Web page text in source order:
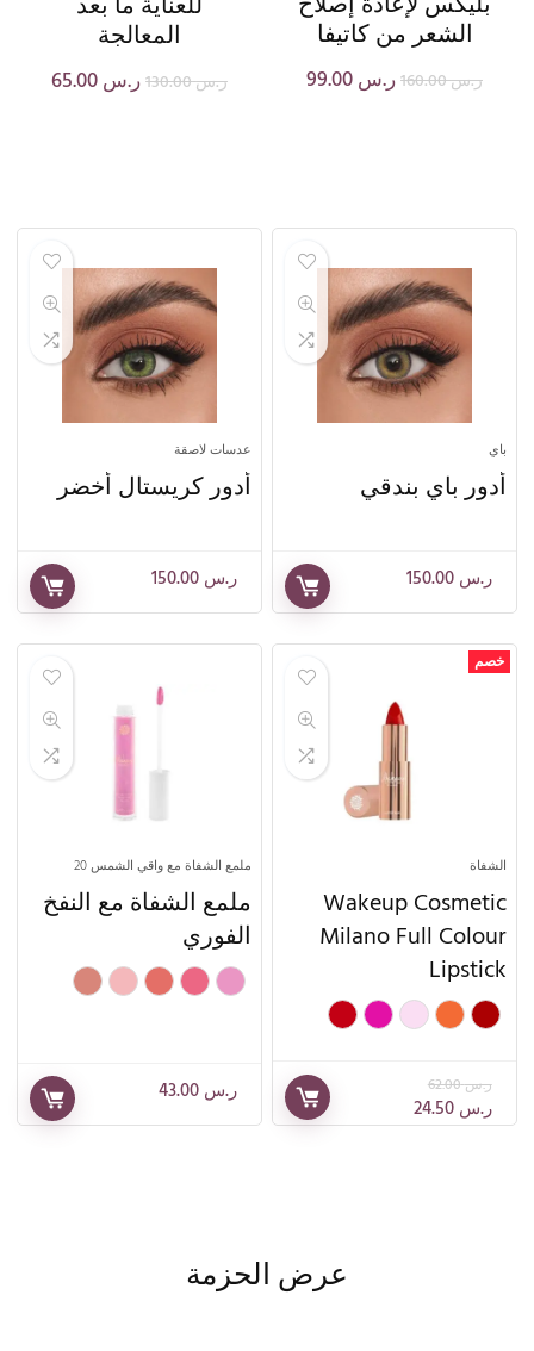
الشعر من كاتيفا
ر.س160.00 ر.س99.00
المعالجة
ر.س130.00 ر.س65.00
باي
أدور باي بندقي
ر.س150.00
عدسات لاصقة
أدور كريستال أخضر
ر.س150.00
خصم
الشفاة
Wakeup Cosmetic
Milano Full Colour
Lipstick
ر.س62.00
ر.س24.50
ملمع الشفاة مع واقي الشمس 20
ملمع الشفاة مع النفخ
الفوري
ر.س43.00
عرض الحزمة